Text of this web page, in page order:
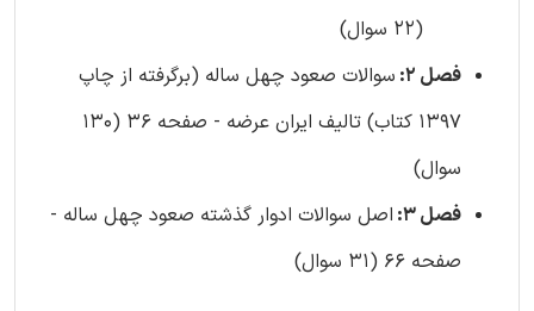
(22 سوال)
فصل 2:
سوالات صعود چهل ساله (برگرفته از چاپ
1397 کتاب) تالیف ایران عرضه - صفحه 36 (130
سوال)
فصل 3:
اصل سوالات ادوار گذشته صعود چهل ساله -
صفحه 66 (31 سوال)